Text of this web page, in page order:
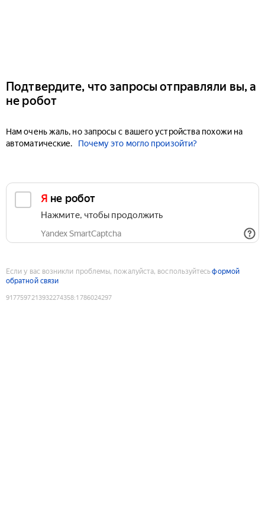
Подтвердите, что запросы отправляли вы, а
не робот
Нам очень жаль, но запросы с вашего устройства похожи на
автоматические.
Почему это могло произойти?
Я не робот
Нажмите, чтобы продолжить
Yandex SmartCaptcha
Если у вас возникли проблемы, пожалуйста, воспользуйтесьформой
обратной связи
9177597213932274358:1786024297